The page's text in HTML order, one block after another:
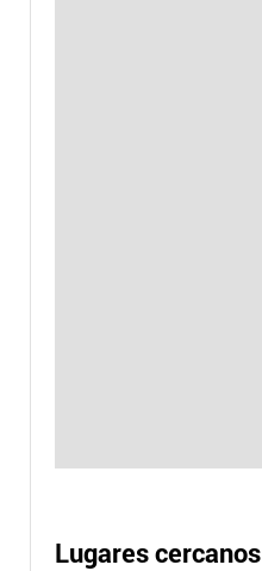
Lugares cercanos